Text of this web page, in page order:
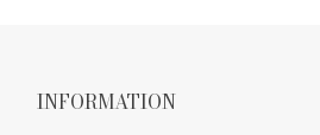
INFORMATION